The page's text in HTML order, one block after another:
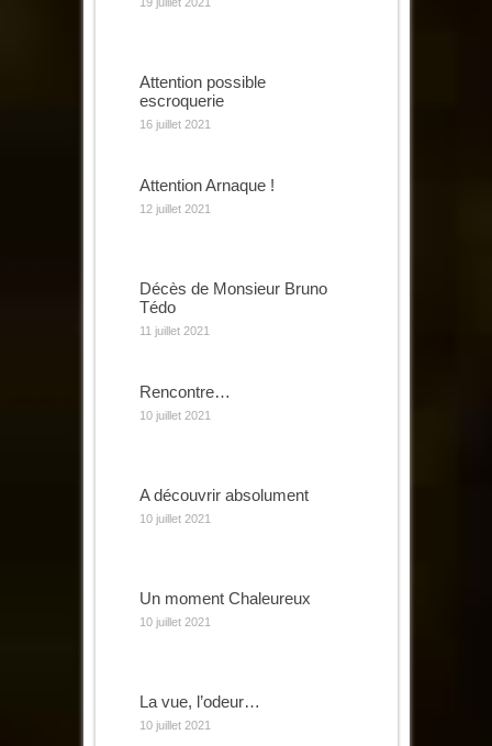
Attention possible
escroquerie
16 juillet 2021
Attention Arnaque !
12 juillet 2021
Décès de Monsieur Bruno
Tédo
11 juillet 2021
Rencontre…
10 juillet 2021
A découvrir absolument
10 juillet 2021
Un moment Chaleureux
10 juillet 2021
La vue, l’odeur…
10 juillet 2021